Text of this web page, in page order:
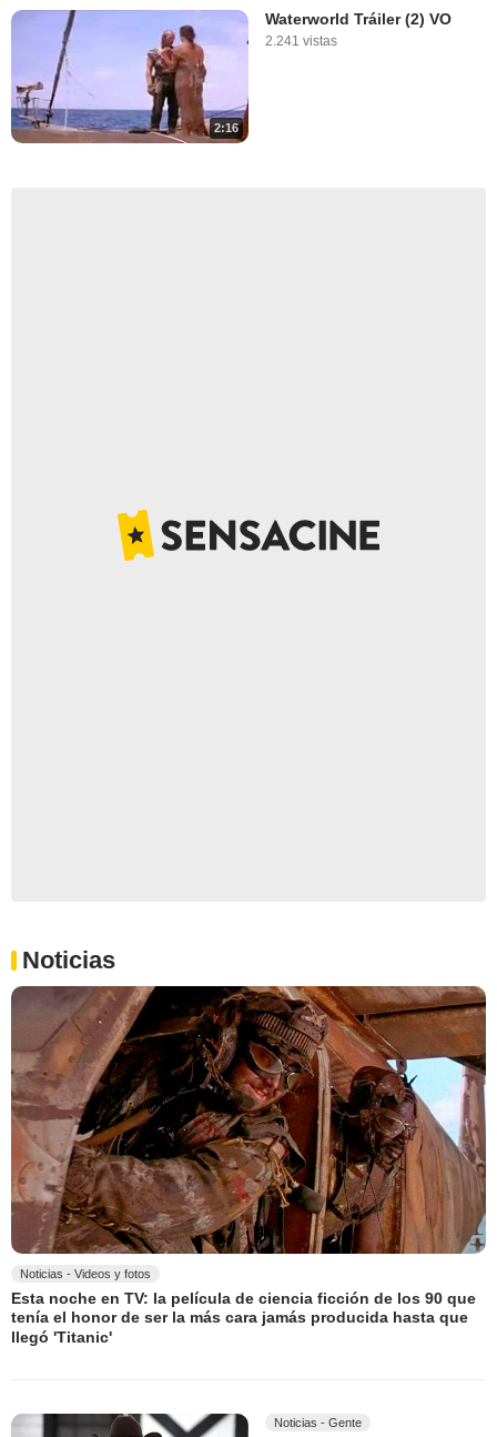
2:16
Waterworld Tráiler (2) VO
2.241 vistas
Noticias
Noticias - Videos y fotos
Esta noche en TV: la película de ciencia ficción de los 90 que
tenía el honor de ser la más cara jamás producida hasta que
llegó 'Titanic'
Noticias - Gente